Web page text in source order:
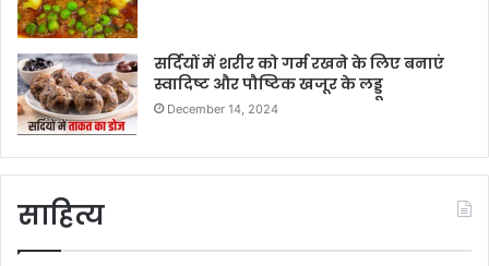
सर्दियों में शरीर को गर्म रखने के लिए बनाएं
स्वादिष्ट और पौष्टिक खजूर के लड्डू
December 14, 2024
साहित्य